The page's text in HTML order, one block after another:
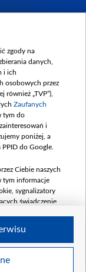
zgody na
danych,
i ich
osobowych przez
również „TVP”),
Zaufanych
tym do
i
poniżej, a
do Google.
Ciebie naszych
tym informacje
sygnalizatory
świadczenie
Ciebie